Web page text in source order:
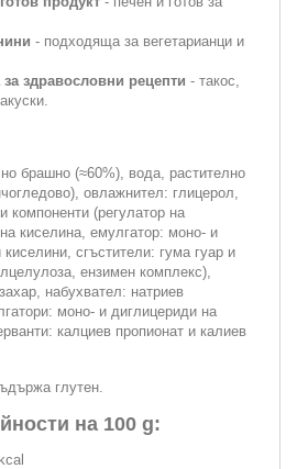
- подходяща за вегетарианци и
здравословни рецепти - такос,
брашно (≈60%), вода, растително
овлажнител: глицерол,
компоненти (регулатор на
киселина, емулгатор: моно- и
сгъстители: гума гуар и
ензимен комплекс),
набухвател: натриев
моно- и диглицериди на
калциев пропионат и калиев
глутен.
на 100 g: